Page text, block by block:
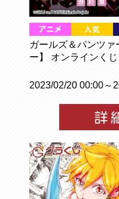
ガールズ＆パンツァ
ー】 オンラインくじ
2023/02/20 00:00～